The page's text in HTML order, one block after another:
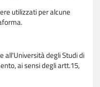
utilizzati per alcune
all'Università degli Studi di
ai sensi degli artt.15,